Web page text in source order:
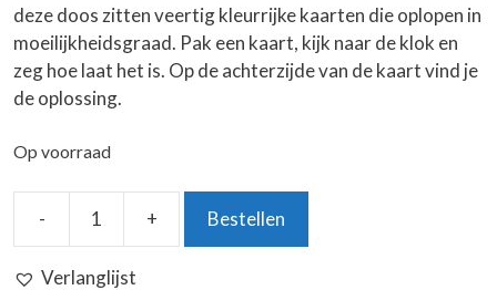
deze doos zitten veertig kleurrijke kaarten die oplopen in
moeilijkheidsgraad. Pak een kaart, kijk naar de klok en
zeg hoe laat het is. Op de achterzijde van de kaart vind je
de oplossing.
Op voorraad
-
Speel
+ Bestellen
Verlanglijst